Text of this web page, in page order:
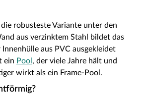
robusteste Variante unter den
aus verzinktem Stahl bildet das
Innenhülle aus PVC ausgekleidet
ein Pool , der viele Jahre hält und
wirkt als ein Frame-Pool.